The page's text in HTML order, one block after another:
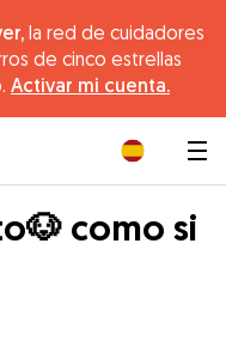
la red de cuidadores
de cinco estrellas
Activar mi cuenta.
como si